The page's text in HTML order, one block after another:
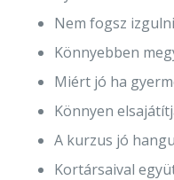
Nem fogsz
Könnyebben
Miért jó ha
Könnyen
A kurzus jó
Kortársaival